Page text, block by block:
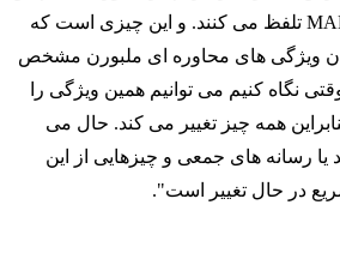
شهر را بصورت 'MAEL-bun تلفظ می کنند. و این چیزی است که
ویژگی های محاوره ای ملبورن مشخص
نگاه کنیم می توانیم همین ویژگی را
همه چیز تغییر می کند. حال می
یا رسانه های جمعی و چیزهایی از این
در حال تغییر است".